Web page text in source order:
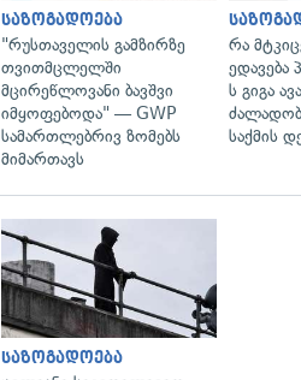
საზოგადოება
"რუსთაველის გამზირზე
თვითმცლელში
მცირეწლოვანი ბავშვი
იმყოფებოდა" — GWP
სამართლებრივ ზომებს
მიმართავს
რა
ედავება
ს გიგა
საქმის
საზოგადოება